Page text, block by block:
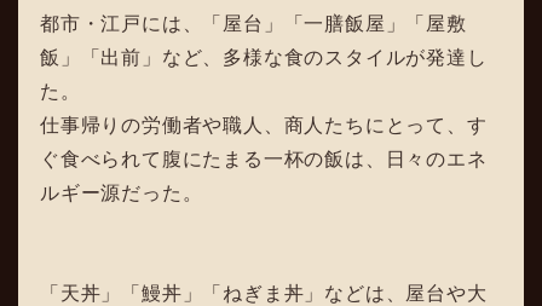
都市・江戸には、「屋台」「一膳飯屋」「屋敷
飯」「出前」など、多様な食のスタイルが発達し
た。
仕事帰りの労働者や職人、商人たちにとって、す
ぐ食べられて腹にたまる一杯の飯は、日々のエネ
ルギー源だった。
「天丼」「鰻丼」「ねぎま丼」などは、屋台や大